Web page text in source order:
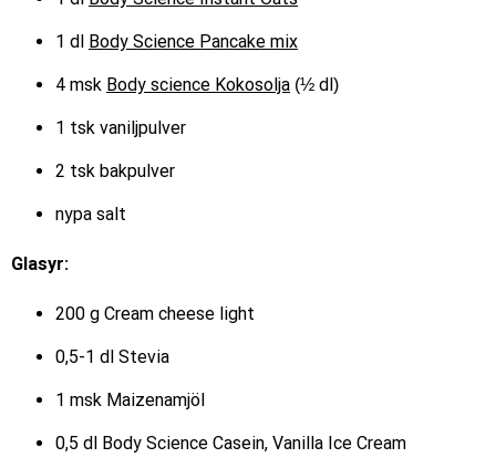
1 dl Body Science Pancake mix
4 msk Body science Kokosolja (½ dl)
1 tsk vaniljpulver
2 tsk bakpulver
nypa salt
Glasyr:
200 g Cream cheese light
0,5-1 dl Stevia
1 msk Maizenamjöl
0,5 dl Body Science Casein, Vanilla Ice Cream